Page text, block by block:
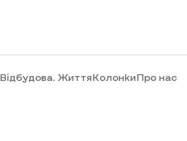
Відбудова. ЖиттяКолонкиПро нас